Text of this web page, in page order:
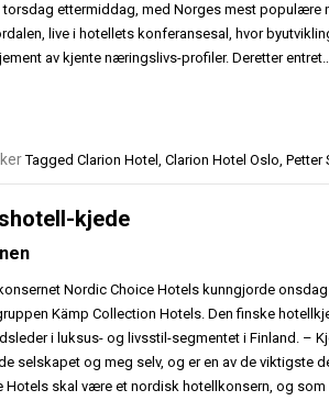
torsdag ettermiddag, med Norges mest
live i hotellets konferansesal, hvor
av kjente næringslivs-profiler. Deretter
Tagged Clarion Hotel , Clarion Hotel Oslo, Petter
kjede
Nordic Choice Hotels kunngjorde
Kämp Collection Hotels. Den finske
i luksus- og livsstil-segmentet i Finland. –
selskapet og meg selv, og er en av de viktigste
Hotels skal være et nordisk hotellkonsern, og som